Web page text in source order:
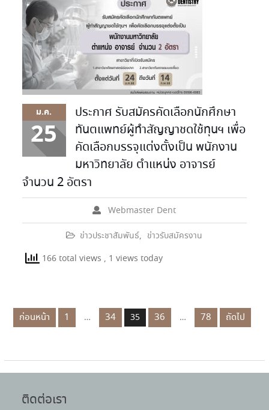
ม.ค.
25
ประกาศ รับสมัครคัดเลือกนักศึกษา
ทันตแพทย์ผู้ทำสัญญาชดใช้ทุนฯ เพื่อ
คัดเลือกบรรจุแต่งตั้งเป็น พนักงาน
มหาวิทยาลัย ตำแหน่ง อาจารย์
จำนวน 2 อัตรา
Webmaster Dent
ข่าวประชาสัมพันธ์, ข่าวรับสมัครงาน
166 total views , 1 views today
ก่อนหน้า 1 … 34 35 36 … 78 ถัดไป
ติดต่อเรา